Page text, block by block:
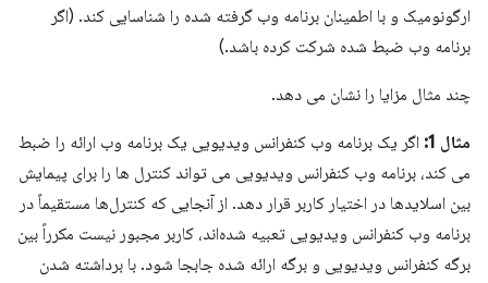
ارگونومیک و با اطمینان برنامه وب گرفته شده را شناسایی کند. (اگر
برنامه وب ضبط شده شرکت کرده باشد.)
چند مثال مزایا را نشان می دهد.
مثال 1:
اگر یک برنامه وب کنفرانس ویدیویی یک برنامه وب ارائه را ضبط
می کند، برنامه وب کنفرانس ویدیویی می تواند کنترل ها را برای پیمایش
بین اسلایدها در اختیار کاربر قرار دهد. از آنجایی که کنترل‌ها مستقیماً در
برنامه وب کنفرانس ویدیویی تعبیه شده‌اند، کاربر مجبور نیست مکرراً بین
برگه کنفرانس ویدیویی و برگه ارائه شده جابجا شود. با برداشته شدن